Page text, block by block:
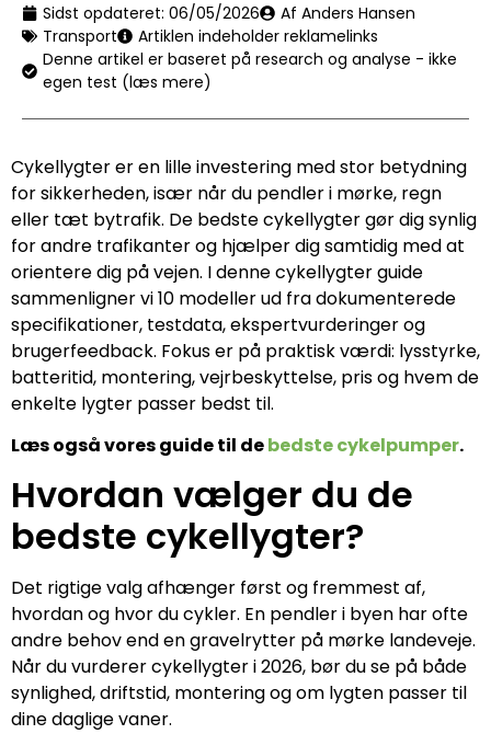
Sidst opdateret: 06/05/2026
Af Anders Hansen
Transport
Artiklen indeholder reklamelinks
Denne artikel er baseret på research og analyse - ikke
egen test (læs mere)
Cykellygter er en lille investering med stor betydning
for sikkerheden, især når du pendler i mørke, regn
eller tæt bytrafik. De bedste cykellygter gør dig synlig
for andre trafikanter og hjælper dig samtidig med at
orientere dig på vejen. I denne cykellygter guide
sammenligner vi 10 modeller ud fra dokumenterede
specifikationer, testdata, ekspertvurderinger og
brugerfeedback. Fokus er på praktisk værdi: lysstyrke,
batteritid, montering, vejrbeskyttelse, pris og hvem de
enkelte lygter passer bedst til.
Læs også vores guide til debedste cykelpumper.
Hvordan vælger du de
bedste cykellygter?
Det rigtige valg afhænger først og fremmest af,
hvordan og hvor du cykler. En pendler i byen har ofte
andre behov end en gravelrytter på mørke landeveje.
Når du vurderer cykellygter i 2026, bør du se på både
synlighed, driftstid, montering og om lygten passer til
dine daglige vaner.